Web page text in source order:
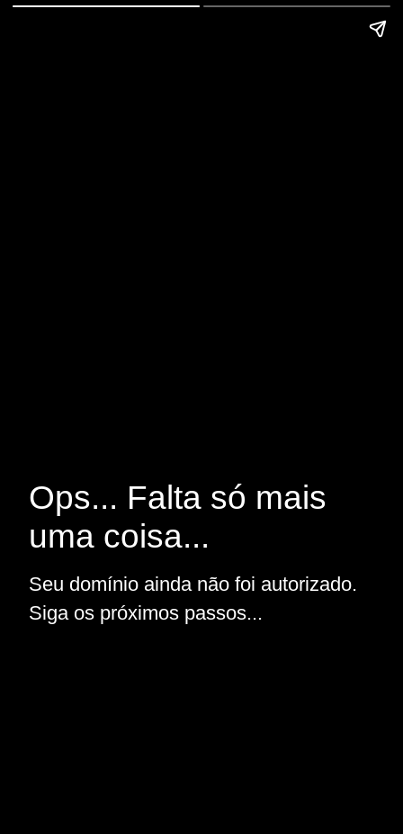
Ops... Falta só mais
uma coisa...
Seu domínio ainda não foi autorizado.
Siga os próximos passos...